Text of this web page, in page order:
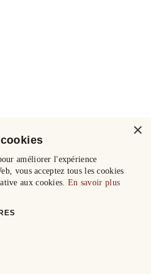
×
améliorer l'expérience
vous acceptez tous les cookies
aux cookies. En savoir plus